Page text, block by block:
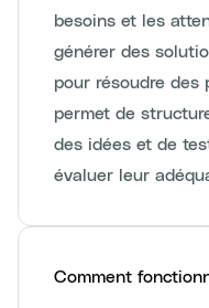
besoins et les
générer des
pour résoudre des
permet de
des idées et de
évaluer leur
Comment